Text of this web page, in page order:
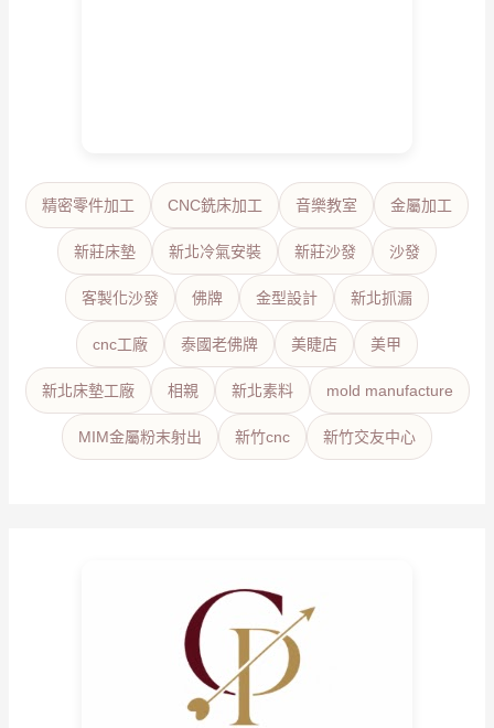
精密零件加工 CNC銑床加工 音樂教室 金屬加工
新莊床墊 新北冷氣安裝 新莊沙發 沙發
客製化沙發 佛牌 金型設計 新北抓漏
cnc工廠 泰國老佛牌 美睫店 美甲
新北床墊工廠 相親 新北素料 mold manufacture
MIM金屬粉末射出 新竹cnc 新竹交友中心